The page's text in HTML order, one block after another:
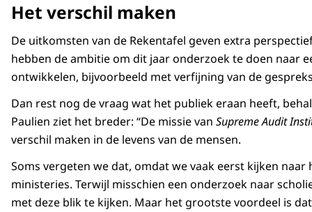
Het verschil maken
De uitkomsten van de Rekentafel geven extra
hebben de ambitie om dit jaar onderzoek te doen naar
ontwikkelen, bijvoorbeeld met verfijning van de
Dan rest nog de vraag wat het publiek eraan heeft,
Paulien ziet het breder: “De missie van Supreme Audit
verschil maken in de levens van de mensen.
Soms vergeten we dat, omdat we vaak eerst kijken
ministeries. Terwijl misschien een onderzoek naar
met deze blik te kijken. Maar het grootste voordeel is